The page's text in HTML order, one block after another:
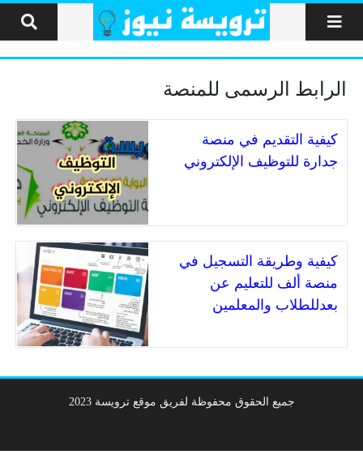
التخطي إلى المحتوى
الرابط الرسمى للمنصة
كيفية التقديم في منصة
جدارة للتوظيف الإلكتروني
كيفية وطريقة التسجيل في
منصة ألف للتعليم عن
بعدللطلاب والمعلمين
جميع الحقوق محفوظة لفريق موقع ترويسة 2023